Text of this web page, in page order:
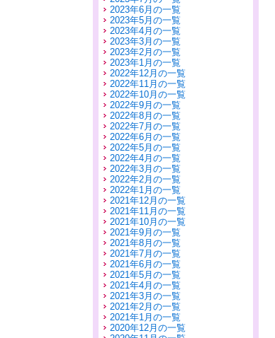
2023年6月の一覧
2023年5月の一覧
2023年4月の一覧
2023年3月の一覧
2023年2月の一覧
2023年1月の一覧
2022年12月の一覧
2022年11月の一覧
2022年10月の一覧
2022年9月の一覧
2022年8月の一覧
2022年7月の一覧
2022年6月の一覧
2022年5月の一覧
2022年4月の一覧
2022年3月の一覧
2022年2月の一覧
2022年1月の一覧
2021年12月の一覧
2021年11月の一覧
2021年10月の一覧
2021年9月の一覧
2021年8月の一覧
2021年7月の一覧
2021年6月の一覧
2021年5月の一覧
2021年4月の一覧
2021年3月の一覧
2021年2月の一覧
2021年1月の一覧
2020年12月の一覧